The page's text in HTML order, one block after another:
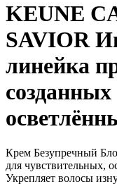
KEUNE
SAVIOR
линейка
Крем Безупречный
для чувствительных,
Укрепляет волосы